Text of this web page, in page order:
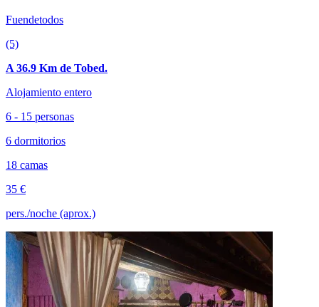
Fuendetodos
(5)
A 36.9 Km de Tobed.
Alojamiento entero
6 - 15 personas
6 dormitorios
18 camas
35 €
pers./noche (aprox.)